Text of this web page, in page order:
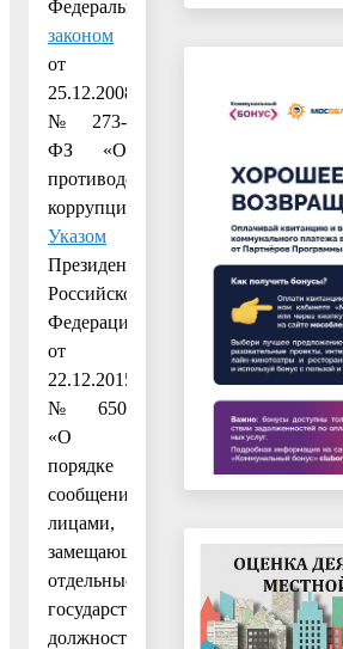
Федеральным
законом
от
25.12.2008
№ 273-
ФЗ «О
противодействии
коррупции»,
Указом
Президента
Российской
Федерации
от
22.12.2015
№ 650
«О
порядке
сообщения
лицами,
замещающими
отдельные
государственные
должности